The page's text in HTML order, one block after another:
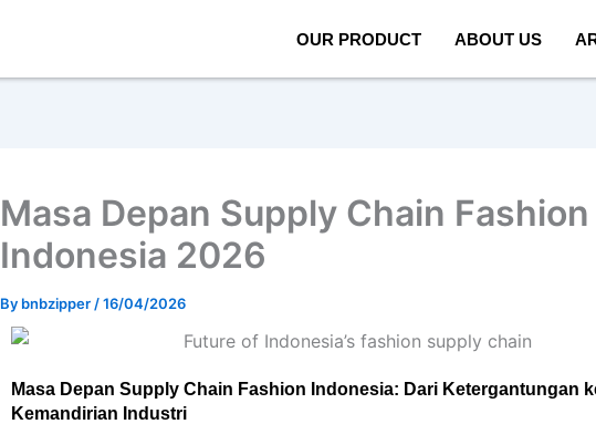
OUR PRODUCT ABOUT US
Masa Depan Supply Chain Fashion
Indonesia 2026
By bnbzipper /16/04/2026
Masa Depan Supply Chain Fashion Indonesia: Dari Ketergantungan
Kemandirian Industri